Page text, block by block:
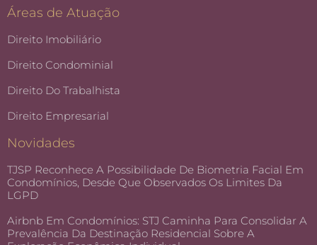
Áreas de Atuação
Direito Imobiliário
Direito Condominial
Direito Do Trabalhista
Direito Empresarial
Novidades
TJSP Reconhece A Possibilidade De Biometria Facial Em
Condomínios, Desde Que Observados Os Limites Da
LGPD
Airbnb Em Condomínios: STJ Caminha Para Consolidar A
Prevalência Da Destinação Residencial Sobre A